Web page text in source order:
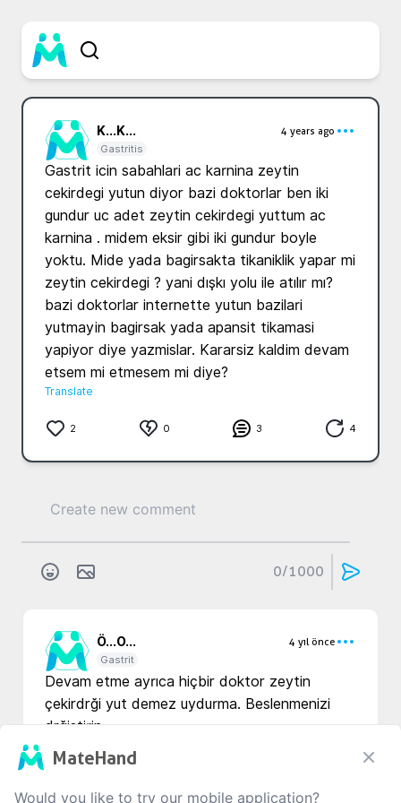
K...K...
4 years ago
Gastritis
Gastrit icin sabahlari ac karnina zeytin
cekirdegi yutun diyor bazi doktorlar ben iki
gundur uc adet zeytin cekirdegi yuttum ac
karnina . midem eksir gibi iki gundur boyle
yoktu. Mide yada bagirsakta tikaniklik yapar mi
zeytin cekirdegi ? yani dışkı yolu ile atılır mı?
bazi doktorlar internette yutun bazilari
yutmayin bagirsak yada apansit tikamasi
yapiyor diye yazmislar. Kararsiz kaldim devam
etsem mi etmesem mi diye?
Translate
2 0 3 4
0/1000
Ö...O...
4 yıl önce
Gastrit
Devam etme ayrıca hiçbir doktor zeytin
çekirdrği yut demez uydurma. Beslenmenizi
drğiştirin
MateHand
Would you like to try our mobile application?